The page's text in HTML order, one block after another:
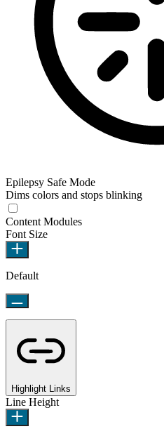
Epilepsy Safe Mode
Dims colors and stops blinking
Content Modules
Font Size
Default
Highlight Links
Line Height